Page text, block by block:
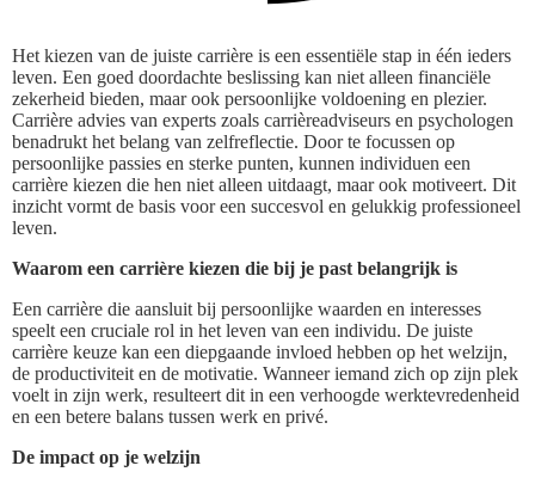
Het kiezen van de juiste carrière is een essentiële stap in één ieders
leven. Een goed doordachte beslissing kan niet alleen financiële
zekerheid bieden, maar ook persoonlijke voldoening en plezier.
Carrière advies van experts zoals carrièreadviseurs en psychologen
benadrukt het belang van zelfreflectie. Door te focussen op
persoonlijke passies en sterke punten, kunnen individuen een
carrière kiezen die hen niet alleen uitdaagt, maar ook motiveert. Dit
inzicht vormt de basis voor een succesvol en gelukkig professioneel
leven.
Waarom een carrière kiezen die bij je past belangrijk is
Een carrière die aansluit bij persoonlijke waarden en interesses
speelt een cruciale rol in het leven van een individu. De juiste
carrière keuze kan een diepgaande invloed hebben op het welzijn,
de productiviteit en de motivatie. Wanneer iemand zich op zijn plek
voelt in zijn werk, resulteert dit in een verhoogde werktevredenheid
en een betere balans tussen werk en privé.
De impact op je welzijn